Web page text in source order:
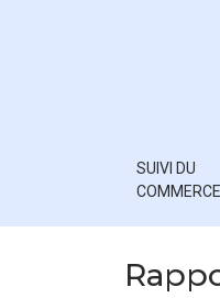
SUIVI DU
COMMERCE